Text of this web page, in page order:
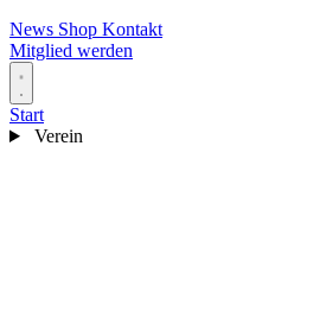
News Shop Kontakt
Mitglied werden
Start
Verein